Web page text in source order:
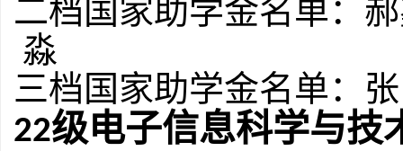
二档国家助学金名单：
淼
三档国家助学金名单： 张
22级电子信息科学与技